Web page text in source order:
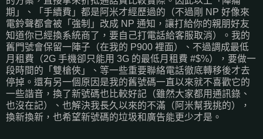
期」、「手續費」都是阿米才經歷過的（不過剛 NP 好像來
電鈴聲都會被「強制」改成 NP 通知，讓打給你的親朋好友
知道你已經換系統商了，要自己打電話給客服取消）。我的
舊門號會保留一陣子（在我的 P900 裡面）、不過調成最低
月租費（2G 手機卻只能用 3G 的最低月租費 #$%），要做一
段時間的「雙槍俠」、等一些重要聯絡電話徹底轉移後才去
停掉。還有另一個原因是我的舊號碼一直以來就不喜歡它的
一些諧音，換了新號碼也比較好記（雖然大家都用通訊錄、
也沒在記）、也解決我長久以來的不滿（阿米幫我挑的），
換新換新，也希望新號碼的垃圾和廣告能更少才是。